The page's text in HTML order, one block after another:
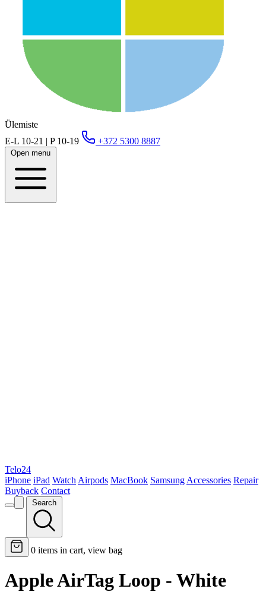
Ülemiste
E-L 10-21 | P 10-19
+372 5300 8887
Open menu
Telo24
iPhone iPad Watch Airpods MacBook Samsung Accessories Repair
Buyback Contact
Search
0 items in cart, view bag
Apple AirTag Loop - White